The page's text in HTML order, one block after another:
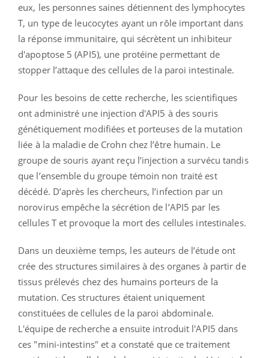
eux, les personnes saines détiennent des lymphocytes
T, un type de leucocytes ayant un rôle important dans
la réponse immunitaire, qui sécrètent un inhibiteur
d'apoptose 5 (API5), une protéine permettant de
stopper l’attaque des cellules de la paroi intestinale.
Pour les besoins de cette recherche, les scientifiques
ont administré une injection d'API5 à des souris
génétiquement modifiées et porteuses de la mutation
liée à la maladie de Crohn chez l’être humain. Le
groupe de souris ayant reçu l’injection a survécu tandis
que l’ensemble du groupe témoin non traité est
décédé. D’après les chercheurs, l’infection par un
norovirus empêche la sécrétion de l’API5 par les
cellules T et provoque la mort des cellules intestinales.
Dans un deuxième temps, les auteurs de l’étude ont
crée des structures similaires à des organes à partir de
tissus prélevés chez des humains porteurs de la
mutation. Ces structures étaient uniquement
constituées de cellules de la paroi abdominale.
L'équipe de recherche a ensuite introduit l'API5 dans
ces "mini-intestins" et a constaté que ce traitement